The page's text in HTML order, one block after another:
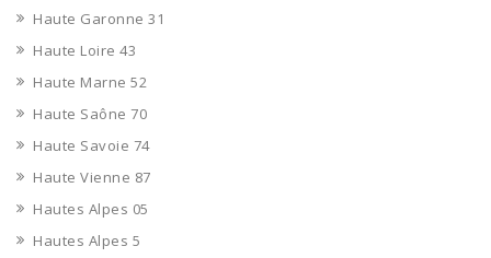
Haute Garonne 31
Haute Loire 43
Haute Marne 52
Haute Saône 70
Haute Savoie 74
Haute Vienne 87
Hautes Alpes 05
Hautes Alpes 5